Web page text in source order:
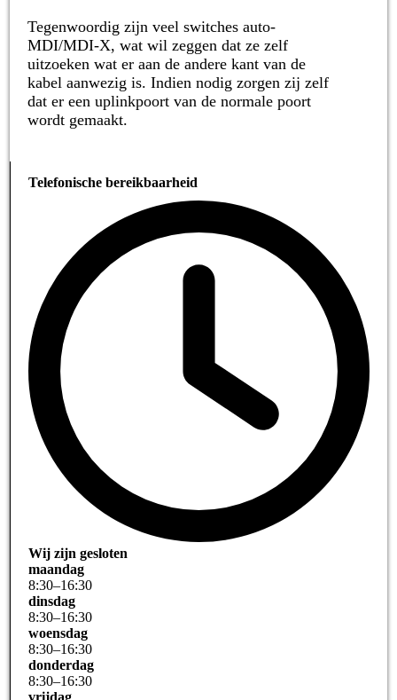
Tegenwoordig zijn veel switches auto-
MDI/MDI-X, wat wil zeggen dat ze zelf
uitzoeken wat er aan de andere kant van de
kabel aanwezig is. Indien nodig zorgen zij zelf
dat er een uplinkpoort van de normale poort
wordt gemaakt.
Telefonische bereikbaarheid
Wij zijn gesloten
maandag
8:30–16:30
dinsdag
8:30–16:30
woensdag
8:30–16:30
donderdag
8:30–16:30
vrijdag